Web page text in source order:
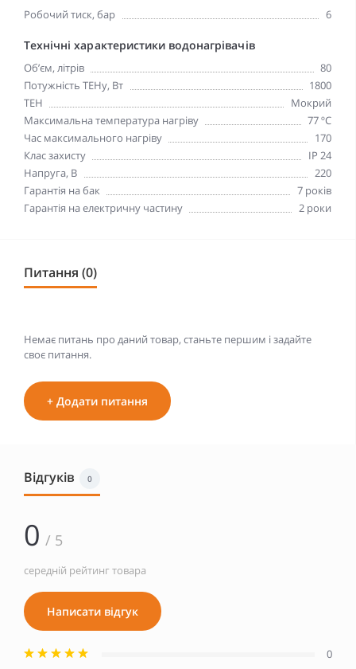
Робочий тиск, бар 6
Технічні характеристики водонагрівачів
Об’єм, літрів
80
Потужність ТЕНу, Вт
1800
ТЕН
Мокрий
Максимальна температура нагріву
77 ºC
Час максимального нагріву
170
Клас захисту
IP 24
Напруга, В
220
Гарантія на бак
7 років
Гарантія на електричну частину
2 роки
Питання (0)
Немає питань про даний товар, станьте першим і задайте
своє питання.
+ Додати питання
Відгуків 0
0 / 5
середній рейтинг товара
Написати відгук
0